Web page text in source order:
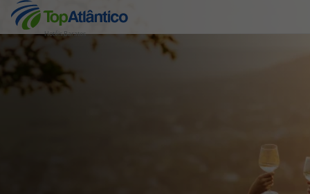
Hotéis Baratos
Destinos